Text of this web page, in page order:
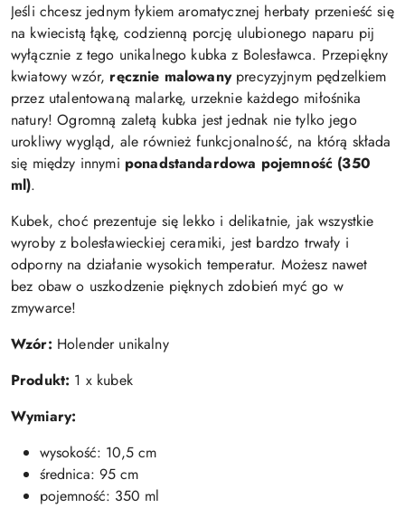
Jeśli chcesz jednym łykiem aromatycznej herbaty przenieść się
na kwiecistą łąkę, codzienną porcję ulubionego naparu pij
wyłącznie z tego unikalnego kubka z Bolesławca. Przepiękny
kwiatowy wzór, ręcznie malowanyprecyzyjnym pędzelkiem
przez utalentowaną malarkę, urzeknie każdego miłośnika
natury! Ogromną zaletą kubka jest jednak nie tylko jego
urokliwy wygląd, ale również funkcjonalność, na którą składa
się między innymi ponadstandardowa pojemność (350
ml).
Kubek, choć prezentuje się lekko i delikatnie, jak wszystkie
wyroby z bolesławieckiej ceramiki, jest bardzo trwały i
odporny na działanie wysokich temperatur. Możesz nawet
bez obaw o uszkodzenie pięknych zdobień myć go w
zmywarce!
Wzór: Holender unikalny
Produkt: 1 x kubek
Wymiary:
wysokość: 10,5 cm
średnica: 95 cm
pojemność: 350 ml